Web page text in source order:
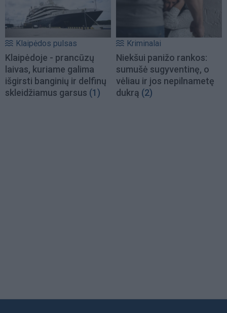
Klaipėdos pulsas
Klaipėdoje - prancūzų
laivas, kuriame galima
išgirsti banginių ir delfinų
skleidžiamus garsus (1)
Kriminalai
Niekšui panižo rankos:
sumušė sugyventinę, o
vėliau ir jos nepilnametę
dukrą (2)